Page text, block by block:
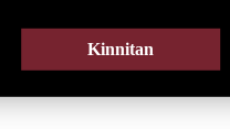
ALKOHOLIVABA
Kinnitan